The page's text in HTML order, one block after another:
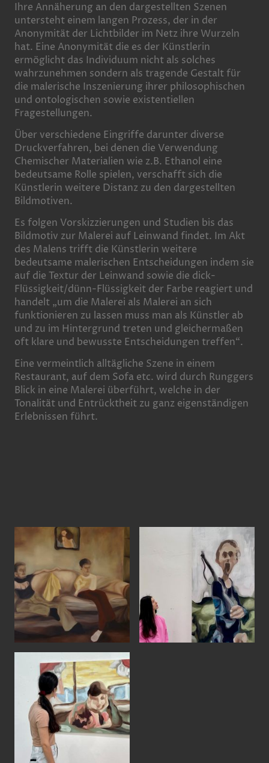
Ihre Annäherung an den dargestellten Szenen
untersteht einem langen Prozess, der in der
Anonymität der Lichtbilder im Netz ihre Wurzeln
hat. Eine Anonymität die es der Künstlerin
ermöglicht das Individuum nicht als solches
wahrzunehmen sondern als tragende Gestalt für
die malerische Inszenierung ihrer philosophischen
und ontologischen sowie existentiellen
Fragestellungen.
Über verschiedene Eingriffe darunter diverse
Druckverfahren, bei denen die Verwendung
Chemischer Materialien wie z.B. Ethanol eine
bedeutsame Rolle spielen, verschafft sich die
Künstlerin weitere Distanz zu den dargestellten
Bildmotiven.
Es folgen Vorskizzierungen und Studien bis das
Bildmotiv zur Malerei auf Leinwand findet. Im Akt
des Malens trifft die Künstlerin weitere
bedeutsame malerischen Entscheidungen indem sie
auf die Textur der Leinwand sowie die dick-
Flüssigkeit/dünn-Flüssigkeit der Farbe reagiert und
handelt „um die Malerei als Malerei an sich
funktionieren zu lassen muss man als Künstler ab
und zu im Hintergrund treten und gleichermaßen
oft klare und bewusste Entscheidungen treffen“.
Eine vermeintlich alltägliche Szene in einem
Restaurant, auf dem Sofa etc. wird durch Runggers
Blick in eine Malerei überführt, welche in der
Tonalität und Entrücktheit zu ganz eigenständigen
Erlebnissen führt.